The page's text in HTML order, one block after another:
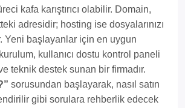
kafa karıştırıcı olabilir. Domain,
adresidir; hosting ise dosyalarınızı
Yeni başlayanlar için en uygun
kullanıcı dostu kontrol paneli
teknik destek sunan bir firmadır.
sorusundan başlayarak, nasıl satın
gibi sorulara rehberlik edecek